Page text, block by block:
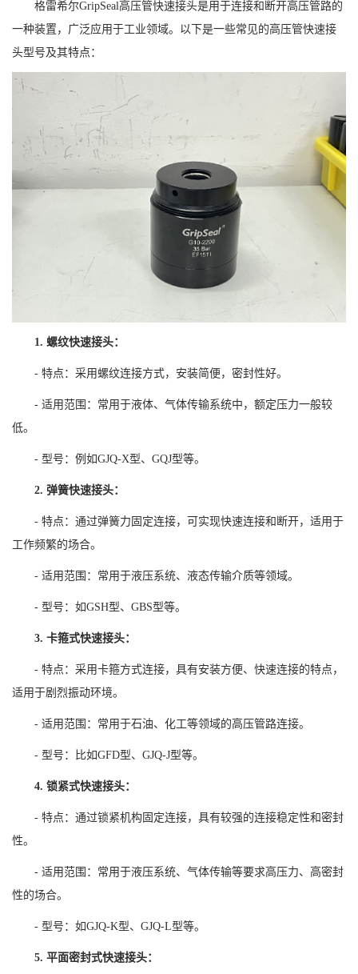
格雷希尔GripSeal高压管快速接头是用于连接和断开高压管路的
一种装置，广泛应用于工业领域。以下是一些常见的高压管快速接
头型号及其特点：
1. 螺纹快速接头：
- 特点：采用螺纹连接方式，安装简便，密封性好。
- 适用范围：常用于液体、气体传输系统中，额定压力一般较
低。
- 型号：例如GJQ-X型、GQJ型等。
2. 弹簧快速接头：
- 特点：通过弹簧力固定连接，可实现快速连接和断开，适用于
工作频繁的场合。
- 适用范围：常用于液压系统、液态传输介质等领域。
- 型号：如GSH型、GBS型等。
3. 卡箍式快速接头：
- 特点：采用卡箍方式连接，具有安装方便、快速连接的特点，
适用于剧烈振动环境。
- 适用范围：常用于石油、化工等领域的高压管路连接。
- 型号：比如GFD型、GJQ-J型等。
4. 锁紧式快速接头：
- 特点：通过锁紧机构固定连接，具有较强的连接稳定性和密封
性。
- 适用范围：常用于液压系统、气体传输等要求高压力、高密封
性的场合。
- 型号：如GJQ-K型、GJQ-L型等。
5. 平面密封式快速接头：